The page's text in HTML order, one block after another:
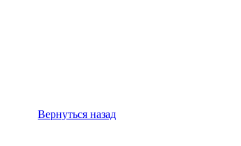
Вернуться назад